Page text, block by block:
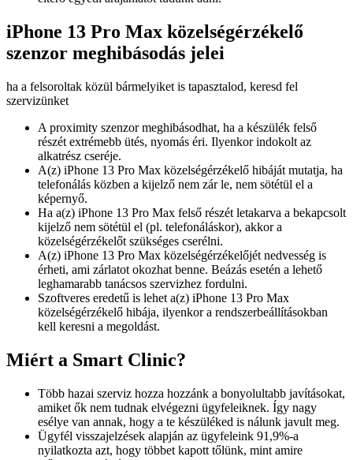
iPhone 13 Pro Max közelségérzékelő
szenzor meghibásodás jelei
ha a felsoroltak közül bármelyiket is tapasztalod, keresd fel
szervizünket
A proximity szenzor meghibásodhat, ha a készülék felső
részét extrémebb ütés, nyomás éri. Ilyenkor indokolt az
alkatrész cseréje.
A(z) iPhone 13 Pro Max közelségérzékelő hibáját mutatja, ha
telefonálás közben a kijelző nem zár le, nem sötétül el a
képernyő.
Ha a(z) iPhone 13 Pro Max felső részét letakarva a bekapcsolt
kijelző nem sötétül el (pl. telefonáláskor), akkor a
közelségérzékelőt szükséges cserélni.
A(z) iPhone 13 Pro Max közelségérzékelőjét nedvesség is
érheti, ami zárlatot okozhat benne. Beázás esetén a lehető
leghamarabb tanácsos szervizhez fordulni.
Szoftveres eredetű is lehet a(z) iPhone 13 Pro Max
közelségérzékelő hibája, ilyenkor a rendszerbeállításokban
kell keresni a megoldást.
Miért a Smart Clinic?
Több hazai szerviz hozza hozzánk a bonyolultabb javításokat,
amiket ők nem tudnak elvégezni ügyfeleiknek. Így nagy
esélye van annak, hogy a te készüléked is nálunk javult meg.
Ügyfél visszajelzések alapján az ügyfeleink 91,9%-a
nyilatkozta azt, hogy többet kapott tőlünk, mint amire